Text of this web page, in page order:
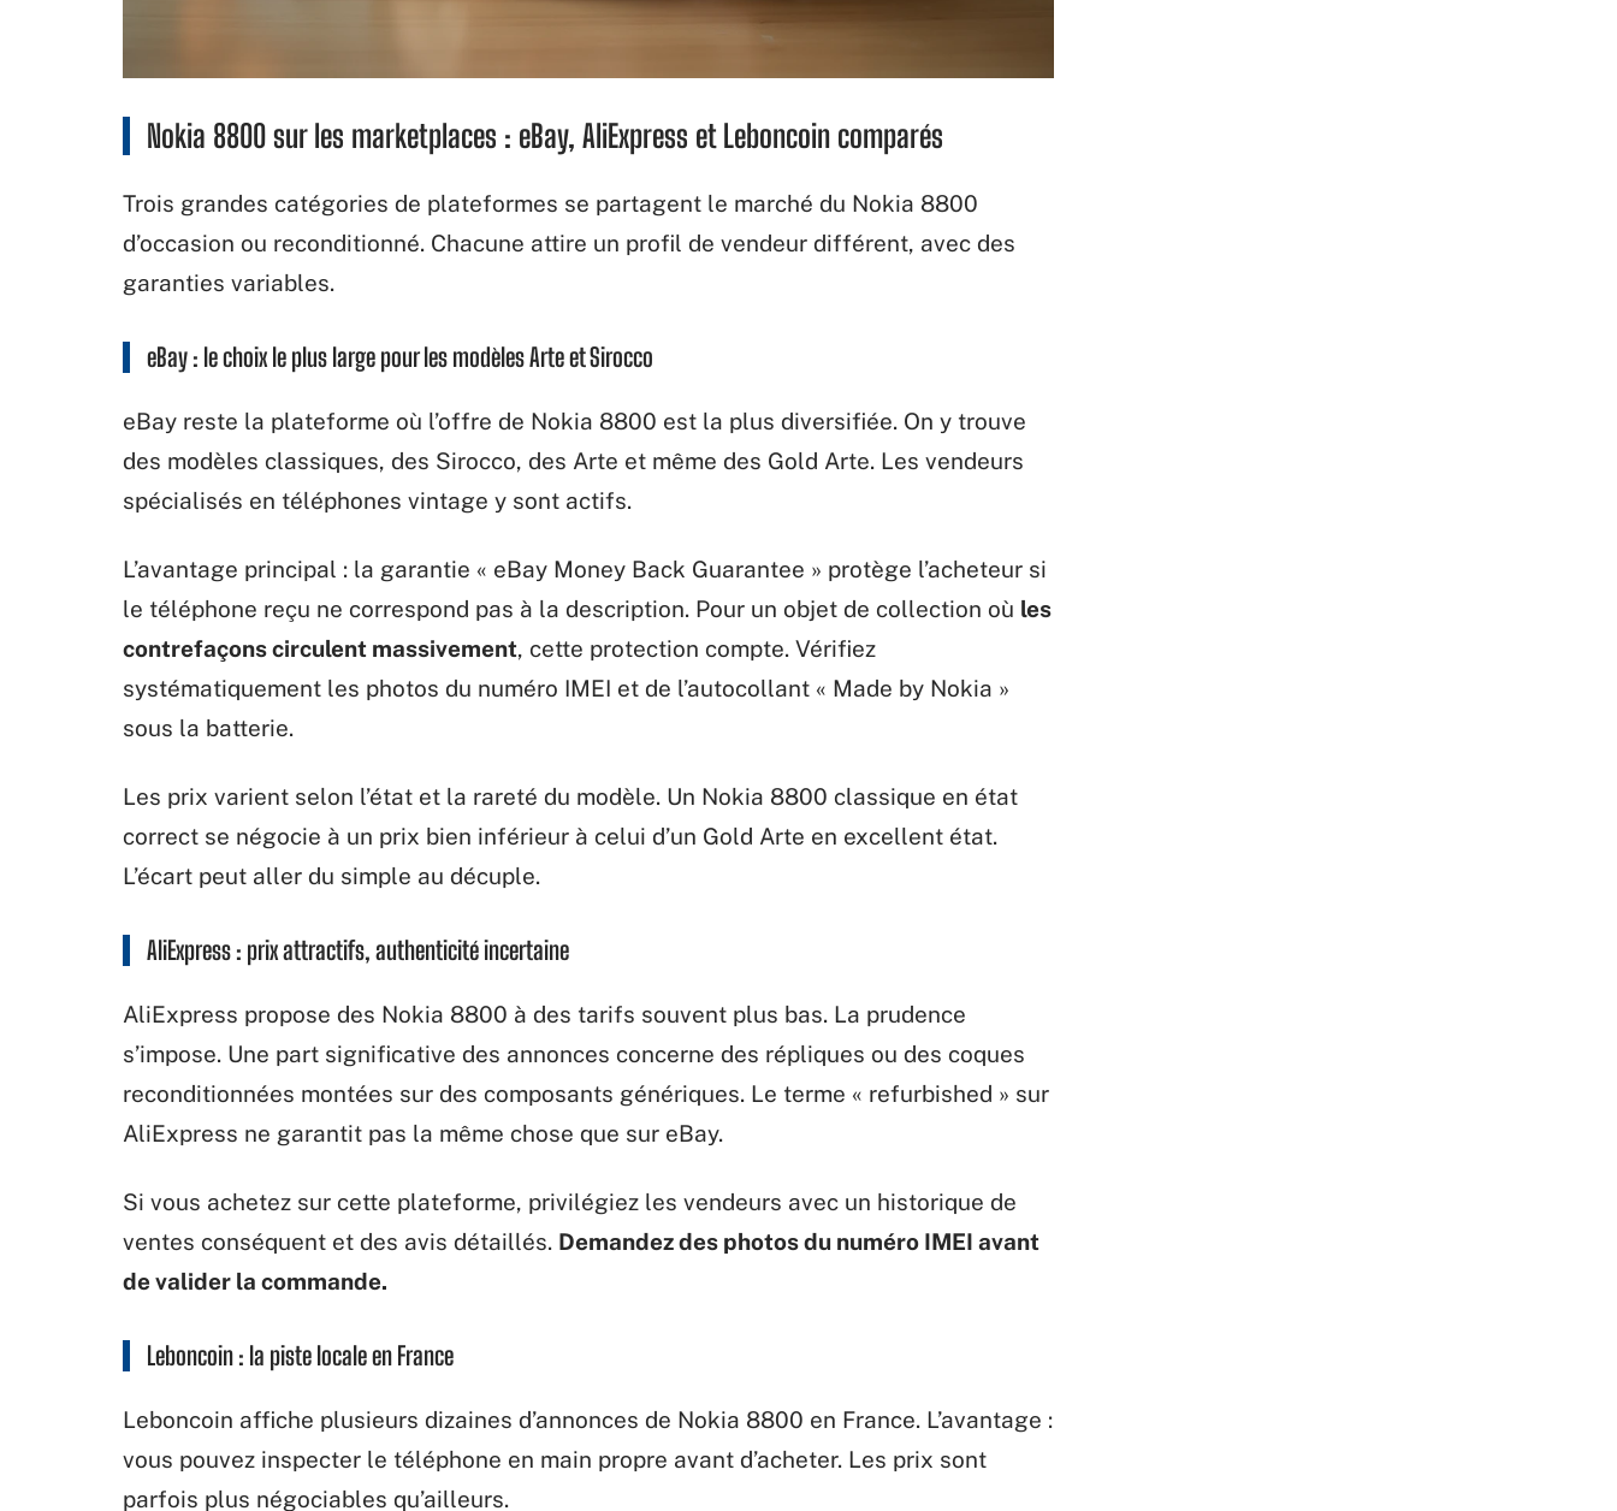
Nokia 8800 sur les marketplaces : eBay, AliExpress et Leboncoin comparés
Trois grandes catégories de plateformes se partagent le marché du Nokia 8800
d’occasion ou reconditionné. Chacune attire un profil de vendeur différent, avec des
garanties variables.
eBay : le choix le plus large pour les modèles Arte et Sirocco
eBay reste la plateforme où l’offre de Nokia 8800 est la plus diversifiée. On y trouve
des modèles classiques, des Sirocco, des Arte et même des Gold Arte. Les vendeurs
spécialisés en téléphones vintage y sont actifs.
L’avantage principal : la garantie « eBay Money Back Guarantee » protège l’acheteur si
le téléphone reçu ne correspond pas à la description. Pour un objet de collection où les
contrefaçons circulent massivement, cette protection compte. Vérifiez
systématiquement les photos du numéro IMEI et de l’autocollant « Made by Nokia »
sous la batterie.
Les prix varient selon l’état et la rareté du modèle. Un Nokia 8800 classique en état
correct se négocie à un prix bien inférieur à celui d’un Gold Arte en excellent état.
L’écart peut aller du simple au décuple.
AliExpress : prix attractifs, authenticité incertaine
AliExpress propose des Nokia 8800 à des tarifs souvent plus bas. La prudence
s’impose. Une part significative des annonces concerne des répliques ou des coques
reconditionnées montées sur des composants génériques. Le terme « refurbished » sur
AliExpress ne garantit pas la même chose que sur eBay.
Si vous achetez sur cette plateforme, privilégiez les vendeurs avec un historique de
ventes conséquent et des avis détaillés. Demandez des photos du numéro IMEI avant
de valider la commande.
Leboncoin : la piste locale en France
Leboncoin affiche plusieurs dizaines d’annonces de Nokia 8800 en France. L’avantage :
vous pouvez inspecter le téléphone en main propre avant d’acheter. Les prix sont
parfois plus négociables qu’ailleurs.